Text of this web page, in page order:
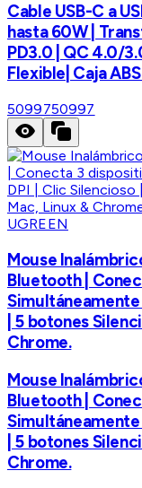
Cable USB-C a
hasta 60W |
PD3.0 | QC 4.0/
Flexible| Caja
5099750997
UGREEN
Mouse
Bluetooth |
| 5 botones
Chrome.
Mouse
Bluetooth |
| 5 botones
Chrome.